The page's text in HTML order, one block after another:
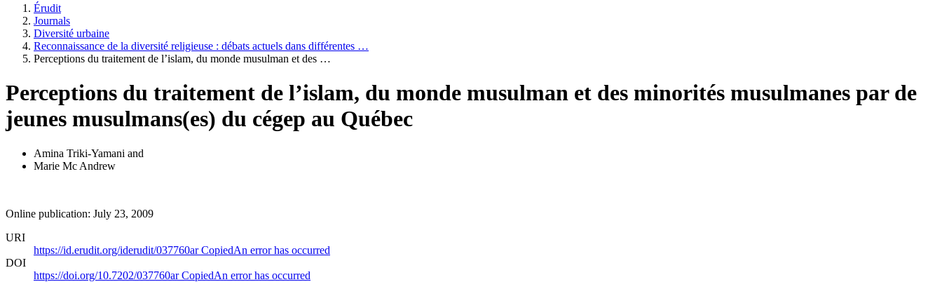
Érudit
Journals
Diversité urbaine
Reconnaissance de la diversité religieuse : débats actuels dans différentes …
Perceptions du traitement de l’islam, du monde musulman et des …
Perceptions du traitement de l’islam, du monde musulman et des minorités musulmanes par de
jeunes musulmans(es) du cégep au Québec
Amina Triki-Yamani and
Marie Mc Andrew
Online publication: July 23, 2009
URI
https://id.erudit.org/iderudit/037760arCopiedAn error has occurred
DOI
https://doi.org/10.7202/037760arCopiedAn error has occurred